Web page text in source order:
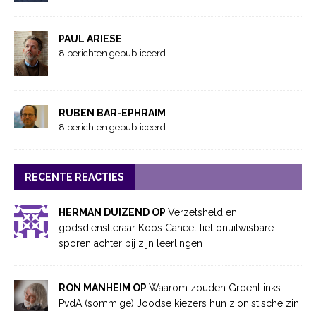
PAUL ARIESE
8 berichten gepubliceerd
RUBEN BAR-EPHRAIM
8 berichten gepubliceerd
RECENTE REACTIES
HERMAN DUIZEND OP Verzetsheld en
godsdienstleraar Koos Caneel liet onuitwisbare
sporen achter bij zijn leerlingen
RON MANHEIM OP Waarom zouden GroenLinks-
PvdA (sommige) Joodse kiezers hun zionistische zin